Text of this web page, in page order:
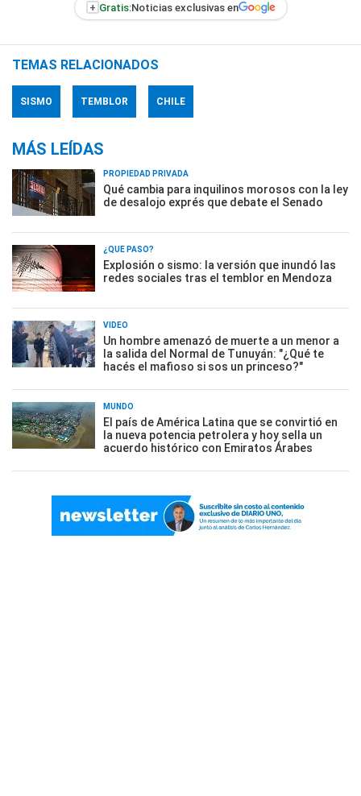
+ Gratis:Noticias exclusivas en
TEMAS RELACIONADOS
SISMO TEMBLOR CHILE
MÁS LEÍDAS
PROPIEDAD PRIVADA
Qué cambia para inquilinos morosos con la ley
de desalojo exprés que debate el Senado
¿QUÉ PASÓ?
Explosión o sismo: la versión que inundó las
redes sociales tras el temblor en Mendoza
VIDEO
Un hombre amenazó de muerte a un menor a
la salida del Normal de Tunuyán: "¿Qué te
hacés el mafioso si sos un princeso?"
MUNDO
El país de América Latina que se convirtió en
la nueva potencia petrolera y hoy sella un
acuerdo histórico con Emiratos Árabes